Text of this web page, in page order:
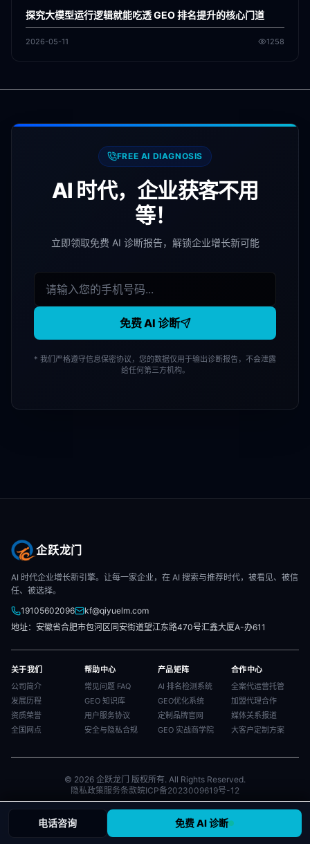
探究大模型运行逻辑就能吃透 GEO 排名提升的核心门道
2026-05-11 1258
FREE AI DIAGNOSIS
AI 时代，企业获客不用
等！
立即领取免费 AI 诊断报告，解锁企业增长新可能
免费 AI 诊断
* 我们严格遵守信息保密协议，您的数据仅用于输出诊断报告，不会泄露
给任何第三方机构。
企跃龙门
AI 时代企业增长新引擎。让每一家企业，在 AI 搜索与推荐时代，被看见、被信
任、被选择。
19105602096
kf@qiyuelm.com
地址：安徽省合肥市包河区同安街道望江东路470号汇鑫大厦A-办611
关于我们
公司简介
发展历程
资质荣誉
全国网点
帮助中心
常见问题 FAQ
GEO 知识库
用户服务协议
安全与隐私合规
产品矩阵
AI 排名检测系统
GEO优化系统
定制品牌官网
GEO 实战商学院
合作中心
全案代运营托管
加盟代理合作
媒体关系报道
大客户定制方案
© 2026 企跃龙门 版权所有. All Rights Reserved.
隐私政策服务条款皖ICP备2023009619号-12
电话咨询 免费 AI 诊断